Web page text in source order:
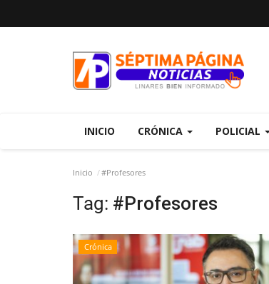
INICIO CRÓNICA POLICIAL
Inicio #Profesores
Tag: #Profesores
Crónica